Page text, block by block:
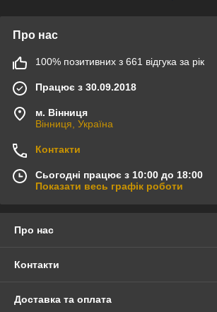
Про нас
100% позитивних з 661 відгука за рік
Працює з 30.09.2018
м. Вінниця
Вінниця, Україна
Контакти
Сьогодні працює з 10:00 до 18:00
Показати весь графік роботи
Про нас
Контакти
Доставка та оплата